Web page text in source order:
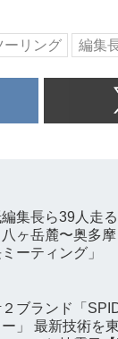
ーリング 編集
集長ら39人走
ヶ岳麓〜奥多
ーティング」
ブランド「
」 最新技術を